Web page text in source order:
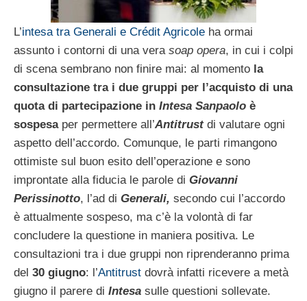
L’intesa tra Generali e Crédit Agricole ha ormai
assunto i contorni di una vera soap opera, in cui i colpi
di scena sembrano non finire mai: al momento la
consultazione tra i due gruppi per l’acquisto di una
quota di partecipazione in Intesa Sanpaolo è
sospesaper permettere all’Antitrustdi valutare ogni
aspetto dell’accordo. Comunque, le parti rimangono
ottimiste sul buon esito dell’operazione e sono
improntate alla fiducia le parole di Giovanni
Perissinotto, l’ad di Generali, secondo cui l’accordo
è attualmente sospeso, ma c’è la volontà di far
concludere la questione in maniera positiva. Le
consultazioni tra i due gruppi non riprenderanno prima
del 30 giugno: l’Antitrust dovrà infatti ricevere a metà
giugno il parere di Intesa sulle questioni sollevate.